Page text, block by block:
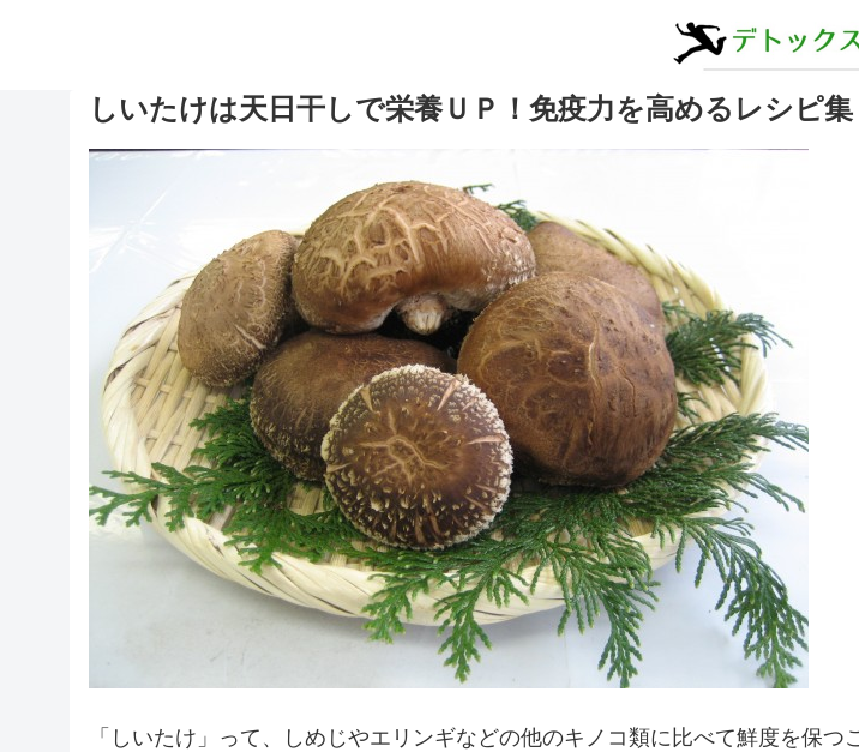
しいたけは天日干しで栄養ＵＰ！免疫力を高めるレシピ集
「しいたけ」って、しめじやエリンギなどの他のキノコ類に比べて鮮度を保つ